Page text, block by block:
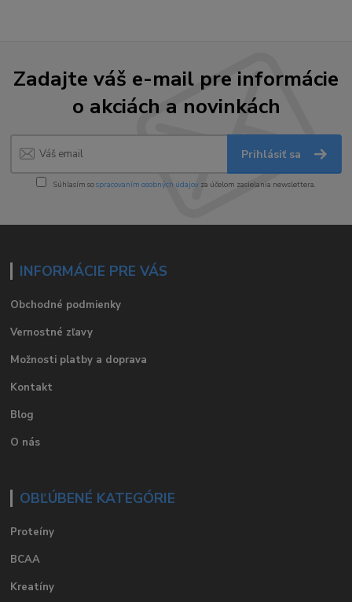
Zadajte váš e-mail pre informácie
o akciách a novinkách
Prihlásiť sa
Súhlasím sospracovaním osobných údajov za účelom zasielania newslettera.
INFORMÁCIE PRE VÁS
Obchodné podmienky
Vernostné zľavy
Možnosti platby a doprava
Kontakt
Blog
O nás
OBĽÚBENÉ KATEGÓRIE
Proteíny
BCAA
Kreatíny